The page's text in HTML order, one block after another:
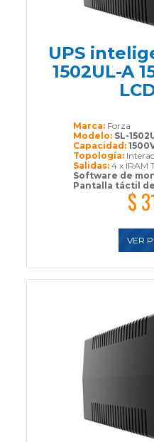
UPS
1502UL-A
$
VER
Marca: Forza
Modelo: SL-
Capacidad:
Topología:
Salidas: 4 x IRAM
Software de
Pantalla táctil